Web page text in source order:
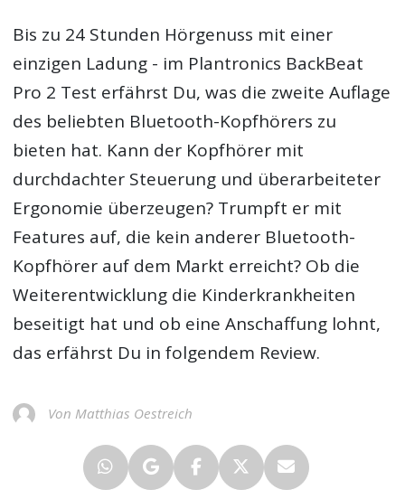
Bis zu 24 Stunden Hörgenuss mit einer
einzigen Ladung - im Plantronics BackBeat
Pro 2 Test erfährst Du, was die zweite Auflage
des beliebten Bluetooth-Kopfhörers zu
bieten hat. Kann der Kopfhörer mit
durchdachter Steuerung und überarbeiteter
Ergonomie überzeugen? Trumpft er mit
Features auf, die kein anderer Bluetooth-
Kopfhörer auf dem Markt erreicht? Ob die
Weiterentwicklung die Kinderkrankheiten
beseitigt hat und ob eine Anschaffung lohnt,
das erfährst Du in folgendem Review.
Von Matthias Oestreich